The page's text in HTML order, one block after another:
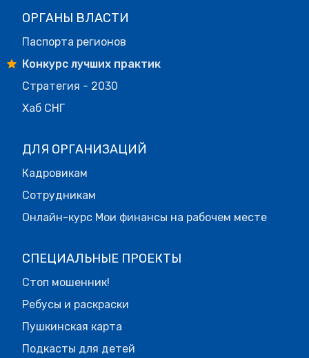
ОРГАНЫ ВЛАСТИ
Паспорта регионов
Конкурс лучших практик
Стратегия - 2030
Хаб СНГ
ДЛЯ ОРГАНИЗАЦИЙ
Кадровикам
Сотрудникам
Онлайн-курс Мои финансы на рабочем месте
СПЕЦИАЛЬНЫЕ ПРОЕКТЫ
Стоп мошенник!
Ребусы и раскраски
Пушкинская карта
Подкасты для детей